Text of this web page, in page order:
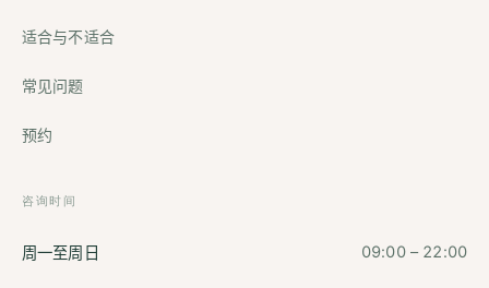
适合与不适合
常见问题
预约
咨询时间
周一至周日 09:00 – 22:00